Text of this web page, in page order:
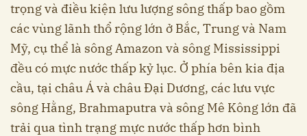
trọng và điều kiện lưu lượng sông thấp bao gồm
các vùng lãnh thổ rộng lớn ở Bắc, Trung và Nam
Mỹ, cụ thể là sông Amazon và sông Mississippi
đều có mực nước thấp kỷ lục. Ở phía bên kia địa
cầu, tại châu Á và châu Đại Dương, các lưu vực
sông Hằng, Brahmaputra và sông Mê Kông lớn đã
trải qua tình trạng mực nước thấp hơn bình